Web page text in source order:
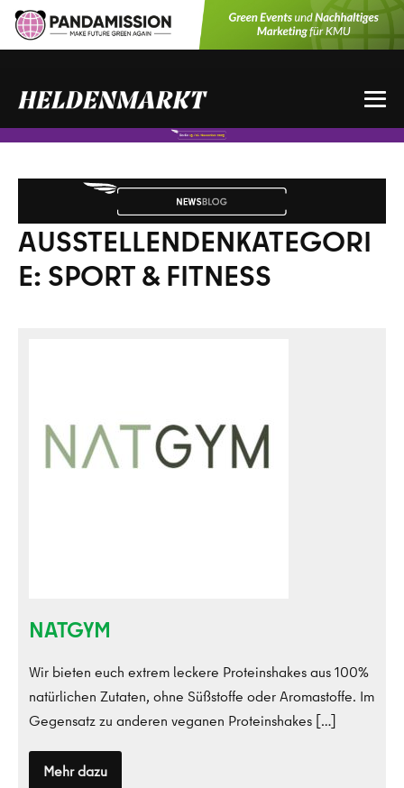
Zum
Inhalt
AUSSTELLENDENKATEGORI
E: SPORT & FITNESS
NATGYM
Wir bieten euch extrem leckere Proteinshakes aus 100%
natürlichen Zutaten, ohne Süßstoffe oder Aromastoffe. Im
Gegensatz zu anderen veganen Proteinshakes […]
Mehr dazu
NATGYM